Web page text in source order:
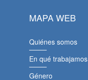
MAPA WEB
Quiénes somos
En qué trabajamos
Género